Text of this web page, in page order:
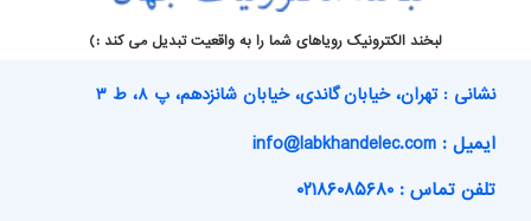
لبخند الکترونیک رویاهای شما را به واقعیت تبدیل می کند :)
نشانی : تهران، خیابان گاندی، خیابان شانزدهم، پ ۸، ط ۳
ایمیل : info@labkhandelec.com
تلفن تماس : ۰۲۱۸۶۰۸۵۶۸۰